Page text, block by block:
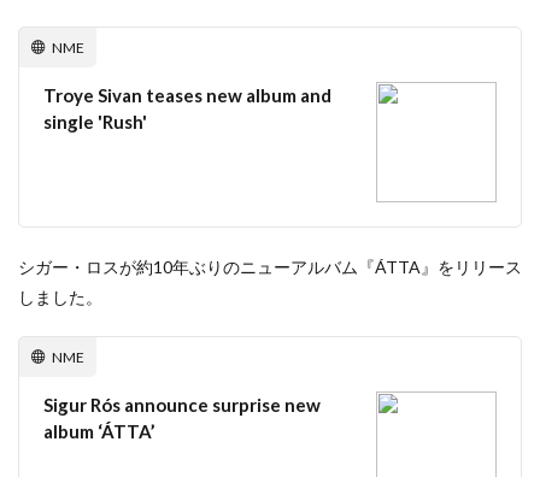
NME
Troye Sivan teases new album and
single 'Rush'
シガー・ロスが約10年ぶりのニューアルバム『ÁTTA』をリリース
しました。
NME
Sigur Rós announce surprise new
album ‘ÁTTA’